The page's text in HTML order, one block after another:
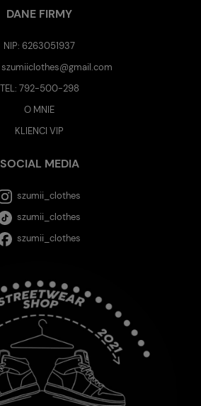
DANE FIRMY
NIP: 6263051937
szumiiclothes@gmail.com
TEL: 792-500-298
O MNIE
KLIENCI VIP
SOCIAL MEDIA
szumii_clothes
szumii_clothes
szumii_clothes